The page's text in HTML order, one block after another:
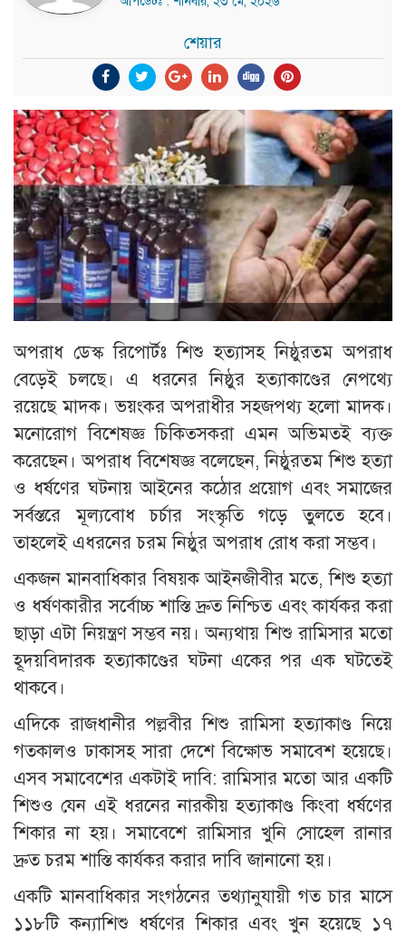
শেয়ার
অপরাধ ডেস্ক রিপোর্টঃ শিশু হত্যাসহ নিষ্ঠুরতম অপরাধ
বেড়েই চলছে। এ ধরনের নিষ্ঠুর হত্যাকাণ্ডের নেপথ্যে
রয়েছে মাদক। ভয়ংকর অপরাধীর সহজপথ্য হলো মাদক।
মনোরোগ বিশেষজ্ঞ চিকিত্সকরা এমন অভিমতই ব্যক্ত
করেছেন। অপরাধ বিশেষজ্ঞ বলেছেন, নিষ্ঠুরতম শিশু হত্যা
ও ধর্ষণের ঘটনায় আইনের কঠোর প্রয়োগ এবং সমাজের
সর্বস্তরে মূল্যবোধ চর্চার সংস্কৃতি গড়ে তুলতে হবে।
তাহলেই এধরনের চরম নিষ্ঠুর অপরাধ রোধ করা সম্ভব।
একজন মানবাধিকার বিষয়ক আইনজীবীর মতে, শিশু হত্যা
ও ধর্ষণকারীর সর্বোচ্চ শাস্তি দ্রুত নিশ্চিত এবং কার্যকর করা
ছাড়া এটা নিয়ন্ত্রণ সম্ভব নয়। অন্যথায় শিশু রামিসার মতো
হূদয়বিদারক হত্যাকাণ্ডের ঘটনা একের পর এক ঘটতেই
থাকবে।
এদিকে রাজধানীর পল্লবীর শিশু রামিসা হত্যাকাণ্ড নিয়ে
গতকালও ঢাকাসহ সারা দেশে বিক্ষোভ সমাবেশ হয়েছে।
এসব সমাবেশের একটাই দাবি: রামিসার মতো আর একটি
শিশুও যেন এই ধরনের নারকীয় হত্যাকাণ্ড কিংবা ধর্ষণের
শিকার না হয়। সমাবেশে রামিসার খুনি সোহেল রানার
দ্রুত চরম শাস্তি কার্যকর করার দাবি জানানো হয়।
একটি মানবাধিকার সংগঠনের তথ্যানুযায়ী গত চার মাসে
১১৮টি কন্যাশিশু ধর্ষণের শিকার এবং খুন হয়েছে ১৭